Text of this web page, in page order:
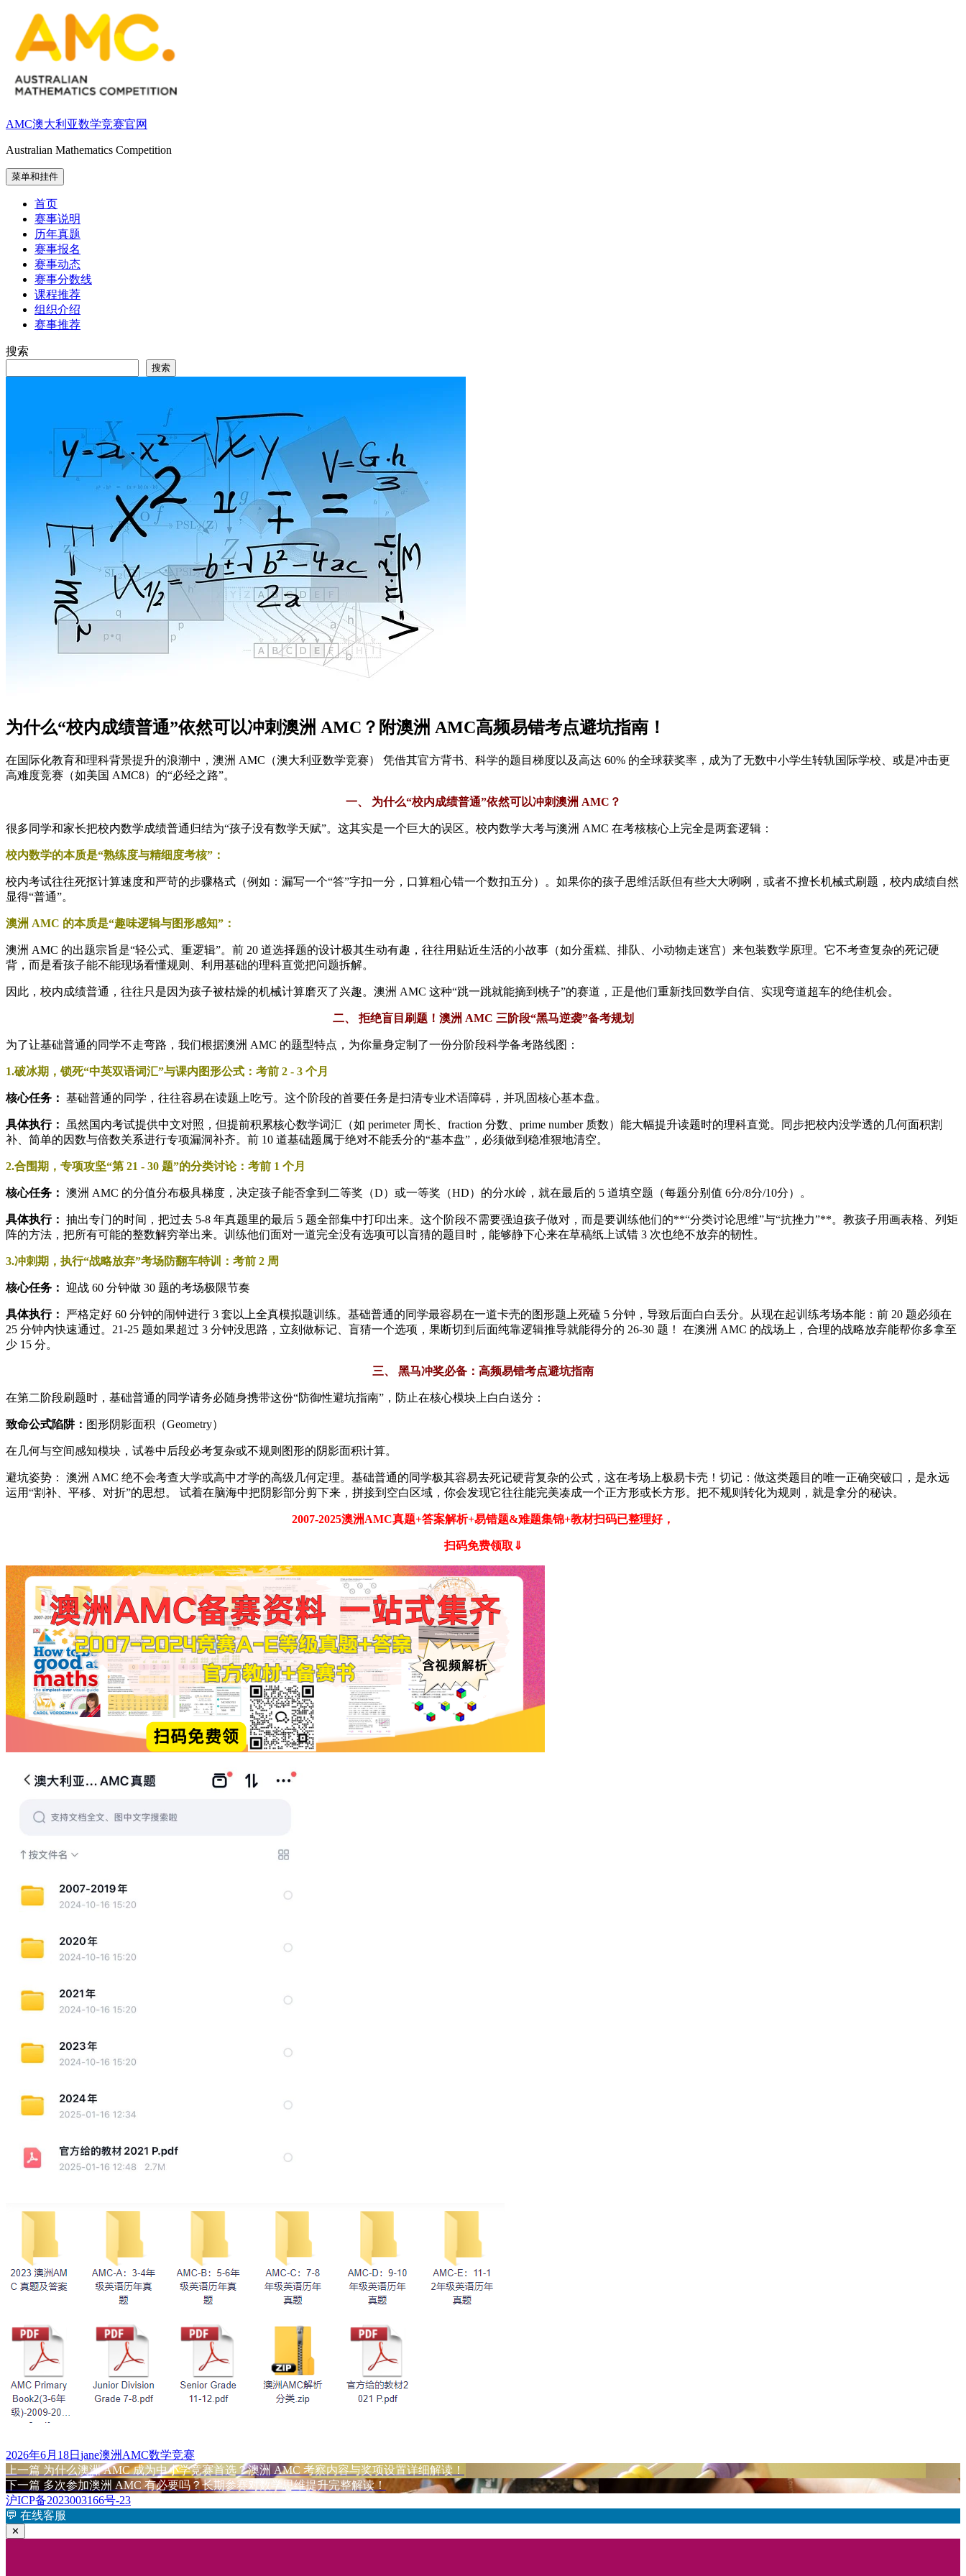
容
AMC澳大利亚数学竞赛官网
Australian Mathematics Competition
菜单和挂件
首页
赛事说明
历年真题
赛事报名
赛事动态
赛事分数线
课程推荐
组织介绍
赛事推荐
搜索
搜索
为什么“校内成绩普通”依然可以冲刺澳洲 AMC？附澳洲 AMC高频易错考点避坑指南！
在国际化教育和理科背景提升的浪潮中，澳洲 AMC（澳大利亚数学竞赛） 凭借其官方背书、科学的题目梯度以及高达 60% 的全球获奖率，成为了无数中小学生转轨国际学校、或是冲击更
高难度竞赛（如美国 AMC8）的“必经之路”。
一、 为什么“校内成绩普通”依然可以冲刺澳洲 AMC？
很多同学和家长把校内数学成绩普通归结为“孩子没有数学天赋”。这其实是一个巨大的误区。校内数学大考与澳洲 AMC 在考核核心上完全是两套逻辑：
校内数学的本质是“熟练度与精细度考核”：
校内考试往往死抠计算速度和严苛的步骤格式（例如：漏写一个“答”字扣一分，口算粗心错一个数扣五分）。如果你的孩子思维活跃但有些大大咧咧，或者不擅长机械式刷题，校内成绩自然
显得“普通”。
澳洲 AMC 的本质是“趣味逻辑与图形感知”：
澳洲 AMC 的出题宗旨是“轻公式、重逻辑”。前 20 道选择题的设计极其生动有趣，往往用贴近生活的小故事（如分蛋糕、排队、小动物走迷宫）来包装数学原理。它不考查复杂的死记硬
背，而是看孩子能不能现场看懂规则、利用基础的理科直觉把问题拆解。
因此，校内成绩普通，往往只是因为孩子被枯燥的机械计算磨灭了兴趣。澳洲 AMC 这种“跳一跳就能摘到桃子”的赛道，正是他们重新找回数学自信、实现弯道超车的绝佳机会。
二、 拒绝盲目刷题！澳洲 AMC 三阶段“黑马逆袭”备考规划
为了让基础普通的同学不走弯路，我们根据澳洲 AMC 的题型特点，为你量身定制了一份分阶段科学备考路线图：
1.破冰期，锁死“中英双语词汇”与课内图形公式：考前 2 - 3 个月
核心任务： 基础普通的同学，往往容易在读题上吃亏。这个阶段的首要任务是扫清专业术语障碍，并巩固核心基本盘。
具体执行：
虽然国内考试提供中文对照，但提前积累核心数学词汇（如 perimeter 周长、fraction 分数、prime number 质数）能大幅提升读题时的理科直觉。同步把校内没学透的几何面积割
补、简单的因数与倍数关系进行专项漏洞补齐。前 10 道基础题属于绝对不能丢分的“基本盘”，必须做到稳准狠地清空。
2.合围期，专项攻坚“第 21 - 30 题”的分类讨论：考前 1 个月
核心任务： 澳洲 AMC 的分值分布极具梯度，决定孩子能否拿到二等奖（D）或一等奖（HD）的分水岭，就在最后的 5 道填空题（每题分别值 6分/8分/10分）。
具体执行： 抽出专门的时间，把过去 5-8 年真题里的最后 5 题全部集中打印出来。这个阶段不需要强迫孩子做对，而是要训练他们的**“分类讨论思维”与“抗挫力”**。教孩子用画表格、列矩
阵的方法，把所有可能的整数解穷举出来。训练他们面对一道完全没有选项可以盲猜的题目时，能够静下心来在草稿纸上试错 3 次也绝不放弃的韧性。
3.冲刺期，执行“战略放弃”考场防翻车特训：考前 2 周
核心任务： 迎战 60 分钟做 30 题的考场极限节奏
具体执行：
严格定好 60 分钟的闹钟进行 3 套以上全真模拟题训练。基础普通的同学最容易在一道卡壳的图形题上死磕 5 分钟，导致后面白白丢分。从现在起训练考场本能：前 20 题必须在
25 分钟内快速通过。21-25 题如果超过 3 分钟没思路，立刻做标记、盲猜一个选项，果断切到后面纯靠逻辑推导就能得分的 26-30 题！ 在澳洲 AMC 的战场上，合理的战略放弃能帮你多拿至
少 15 分。
三、 黑马冲奖必备：高频易错考点避坑指南
在第二阶段刷题时，基础普通的同学请务必随身携带这份“防御性避坑指南”，防止在核心模块上白白送分：
致命公式陷阱： 图形阴影面积（Geometry）
在几何与空间感知模块，试卷中后段必考复杂或不规则图形的阴影面积计算。
避坑姿势： 澳洲 AMC 绝不会考查大学或高中才学的高级几何定理。基础普通的同学极其容易去死记硬背复杂的公式，这在考场上极易卡壳！切记：做这类题目的唯一正确突破口，是永远
运用“割补、平移、对折”的思想。 试着在脑海中把阴影部分剪下来，拼接到空白区域，你会发现它往往能完美凑成一个正方形或长方形。把不规则转化为规则，就是拿分的秘诀。
2007-2025澳洲AMC真题+答案解析+易错题&难题集锦+教材扫码已整理好，
扫码免费领取⇓
发
布
于
2026年6月18日 作
者
jane标
签
澳洲AMC数学竞赛
文
章
导
航
上一篇 上
篇
文
章：
为什么澳洲 AMC 成为中小学竞赛首选？澳洲 AMC 考察内容与奖项设置详细解读！
下一篇 下
篇
文
多次参加澳洲 AMC 有必要吗？长期参赛对数学思维提升完整解读！
沪ICP备2023003166号-23
💬 在线客服
✕